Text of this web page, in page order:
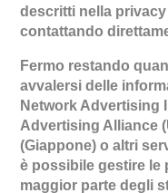
descritti nella
contattando
Fermo restando
avvalersi delle
Network Advertising
Advertising Alliance
(Giappone) o altri
è possibile gestire le
maggior parte degli